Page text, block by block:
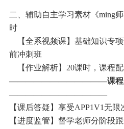
二、辅助自主学习素材《ming
时
【全系视频课】基础知识专
前冲刺班
【作业解析】20课时，课程
————————————课程
————————————
【课后答疑】享受APP1V1无
【进度监管】督学老师分阶段